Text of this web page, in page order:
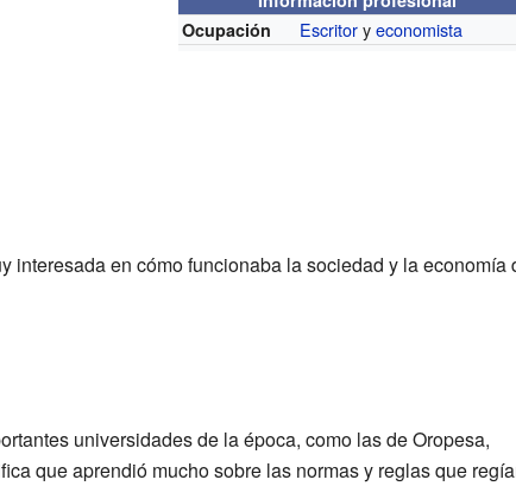
Ocupación
Escritoryeconomista
interesada en cómo funcionaba la sociedad y la economía
universidades de la época, como las de Oropesa,
que aprendió mucho sobre las normas y reglas que